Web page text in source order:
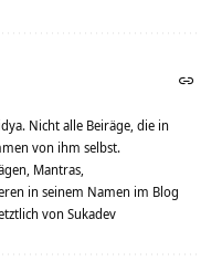
Nicht alle Beiräge, die in
von ihm selbst.
Mantras,
in seinem Namen im Blog
von Sukadev